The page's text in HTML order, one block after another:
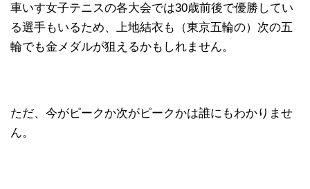
車いす女子テニスの各大会では30歳前後で優勝してい
る選手もいるため、上地結衣も（東京五輪の）次の五
輪でも金メダルが狙えるかもしれません。
ただ、今がピークか次がピークかは誰にもわかりませ
ん。